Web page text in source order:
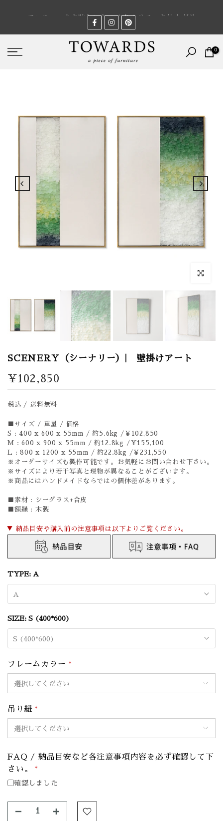
0
拡大表示
SCENERY（シーナリー）| 壁掛けアート
¥102,850
税込 / 送料無料
■サイズ / 重量 / 価格
S : 400 x 600 x 55mm / 約5.6kg /￥102,850
M : 600 x 900 x 55mm / 約12.8kg /￥155,100
L : 800 x 1200 x 55mm / 約22.8kg /￥231,550
※オーダーサイズも製作可能です。お気軽にお問い合わせ下さい。
※サイズにより若干写真と現物が異なることがございます。
※商品にはハンドメイドならではの個体差があります。
■素材 :
シーグラス+合皮
■額縁 : 木製
▼ 納品目安や購入前の注意事項は以下よりご覧ください。
TYPE: A
A
SIZE: S (400*600)
S (400*600)
フレームカラー *
吊り紐 *
FAQ / 納品目安など各注意事項内容を必ず確認して下
さい。
*
確認しました